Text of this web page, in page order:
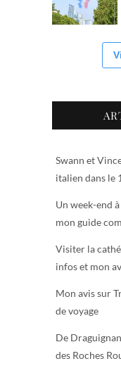
Swann et
italien dans le
Un week-end
mon guide
Visiter la
infos et mon
Mon avis sur
de voyage
De
des Roches